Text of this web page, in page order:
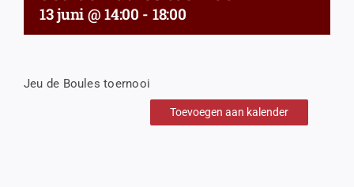
13 juni @ 14:00 - 18:00
Jeu de Boules toernooi
Toevoegen aan kalender